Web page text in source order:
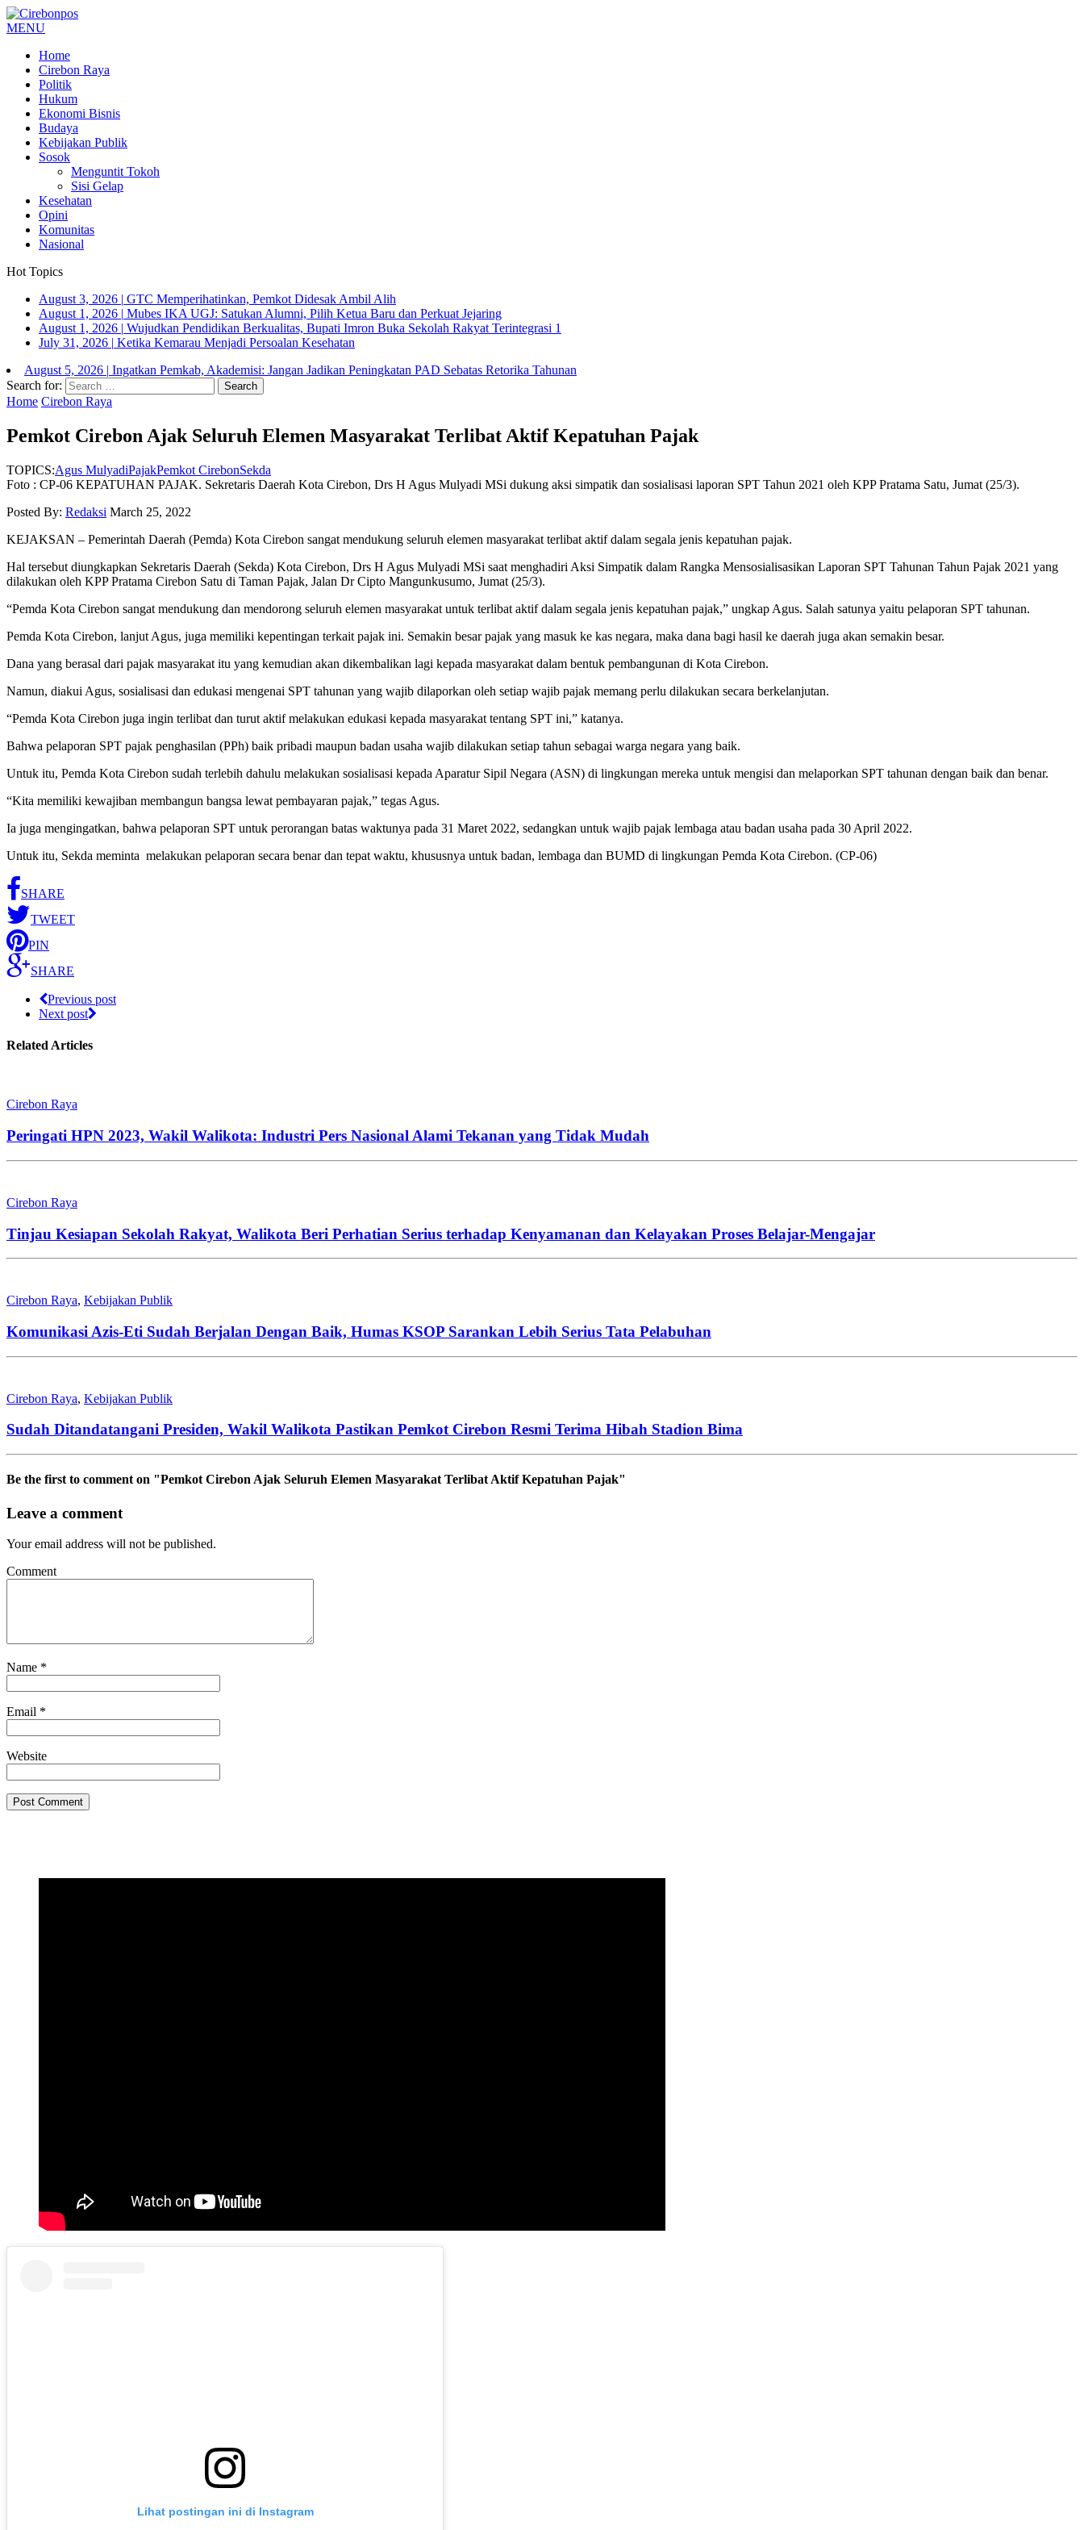
MENU
Home
Cirebon Raya
Politik
Hukum
Ekonomi Bisnis
Budaya
Kebijakan Publik
Sosok
Menguntit Tokoh
Sisi Gelap
Kesehatan
Opini
Komunitas
Nasional
Hot Topics
August 3, 2026 | GTC Memperihatinkan, Pemkot Didesak Ambil Alih
August 1, 2026 | Mubes IKA UGJ: Satukan Alumni, Pilih Ketua Baru dan Perkuat Jejaring
August 1, 2026 | Wujudkan Pendidikan Berkualitas, Bupati Imron Buka Sekolah Rakyat Terintegrasi 1
July 31, 2026 | Ketika Kemarau Menjadi Persoalan Kesehatan
August 5, 2026 | Ingatkan Pemkab, Akademisi: Jangan Jadikan Peningkatan PAD Sebatas Retorika Tahunan
Search for:
Home Cirebon Raya
Pemkot Cirebon Ajak Seluruh Elemen Masyarakat Terlibat Aktif Kepatuhan Pajak
TOPICS:Agus MulyadiPajakPemkot CirebonSekda
Foto : CP-06 KEPATUHAN PAJAK. Sekretaris Daerah Kota Cirebon, Drs H Agus Mulyadi MSi dukung aksi simpatik dan sosialisasi laporan SPT Tahun 2021 oleh KPP Pratama Satu, Jumat (25/3).
Posted By: Redaksi March 25, 2022
KEJAKSAN – Pemerintah Daerah (Pemda) Kota Cirebon sangat mendukung seluruh elemen masyarakat terlibat aktif dalam segala jenis kepatuhan pajak.
Hal tersebut diungkapkan Sekretaris Daerah (Sekda) Kota Cirebon, Drs H Agus Mulyadi MSi saat menghadiri Aksi Simpatik dalam Rangka Mensosialisasikan Laporan SPT Tahunan Tahun Pajak 2021 yang
dilakukan oleh KPP Pratama Cirebon Satu di Taman Pajak, Jalan Dr Cipto Mangunkusumo, Jumat (25/3).
“Pemda Kota Cirebon sangat mendukung dan mendorong seluruh elemen masyarakat untuk terlibat aktif dalam segala jenis kepatuhan pajak,” ungkap Agus. Salah satunya yaitu pelaporan SPT tahunan.
Pemda Kota Cirebon, lanjut Agus, juga memiliki kepentingan terkait pajak ini. Semakin besar pajak yang masuk ke kas negara, maka dana bagi hasil ke daerah juga akan semakin besar.
Dana yang berasal dari pajak masyarakat itu yang kemudian akan dikembalikan lagi kepada masyarakat dalam bentuk pembangunan di Kota Cirebon.
Namun, diakui Agus, sosialisasi dan edukasi mengenai SPT tahunan yang wajib dilaporkan oleh setiap wajib pajak memang perlu dilakukan secara berkelanjutan.
“Pemda Kota Cirebon juga ingin terlibat dan turut aktif melakukan edukasi kepada masyarakat tentang SPT ini,” katanya.
Bahwa pelaporan SPT pajak penghasilan (PPh) baik pribadi maupun badan usaha wajib dilakukan setiap tahun sebagai warga negara yang baik.
Untuk itu, Pemda Kota Cirebon sudah terlebih dahulu melakukan sosialisasi kepada Aparatur Sipil Negara (ASN) di lingkungan mereka untuk mengisi dan melaporkan SPT tahunan dengan baik dan benar.
“Kita memiliki kewajiban membangun bangsa lewat pembayaran pajak,” tegas Agus.
Ia juga mengingatkan, bahwa pelaporan SPT untuk perorangan batas waktunya pada 31 Maret 2022, sedangkan untuk wajib pajak lembaga atau badan usaha pada 30 April 2022.
Untuk itu, Sekda meminta melakukan pelaporan secara benar dan tepat waktu, khususnya untuk badan, lembaga dan BUMD di lingkungan Pemda Kota Cirebon. (CP-06)
SHARE
TWEET
PIN
SHARE
Previous post
Next post
Related Articles
Cirebon Raya
Peringati HPN 2023, Wakil Walikota: Industri Pers Nasional Alami Tekanan yang Tidak Mudah
Cirebon Raya
Tinjau Kesiapan Sekolah Rakyat, Walikota Beri Perhatian Serius terhadap Kenyamanan dan Kelayakan Proses Belajar-Mengajar
Cirebon Raya, Kebijakan Publik
Komunikasi Azis-Eti Sudah Berjalan Dengan Baik, Humas KSOP Sarankan Lebih Serius Tata Pelabuhan
Cirebon Raya, Kebijakan Publik
Sudah Ditandatangani Presiden, Wakil Walikota Pastikan Pemkot Cirebon Resmi Terima Hibah Stadion Bima
Be the first to comment on "Pemkot Cirebon Ajak Seluruh Elemen Masyarakat Terlibat Aktif Kepatuhan Pajak"
Leave a comment
Your email address will not be published.
Comment
Name *
Email *
Website
Lihat postingan ini di Instagram